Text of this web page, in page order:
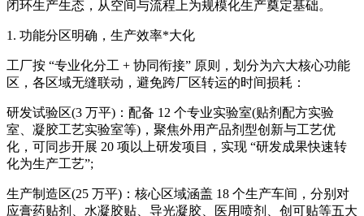
闭环生产生态，从空间与流程上为规模化生产奠定基础。
1. 功能分区明确，生产效率*大化
工厂按 “专业化分工 + 协同衔接” 原则，划分为六大核心功能
区，各区域无缝联动，避免跨厂区转运的时间损耗：
研发试验区(3 万平)：配备 12 个专业实验室(贴剂配方实验
室、凝胶工艺实验室等)，聚焦外用产品剂型创新与工艺优
化，可同步开展 20 项以上研发项目，实现 “研发成果快速转
化为生产工艺”;
生产制造区(25 万平)：核心区域涵盖 18 个生产车间，分别对
应膏药贴剂、水凝胶贴、导光凝胶、医用喷剂、创可贴等五大